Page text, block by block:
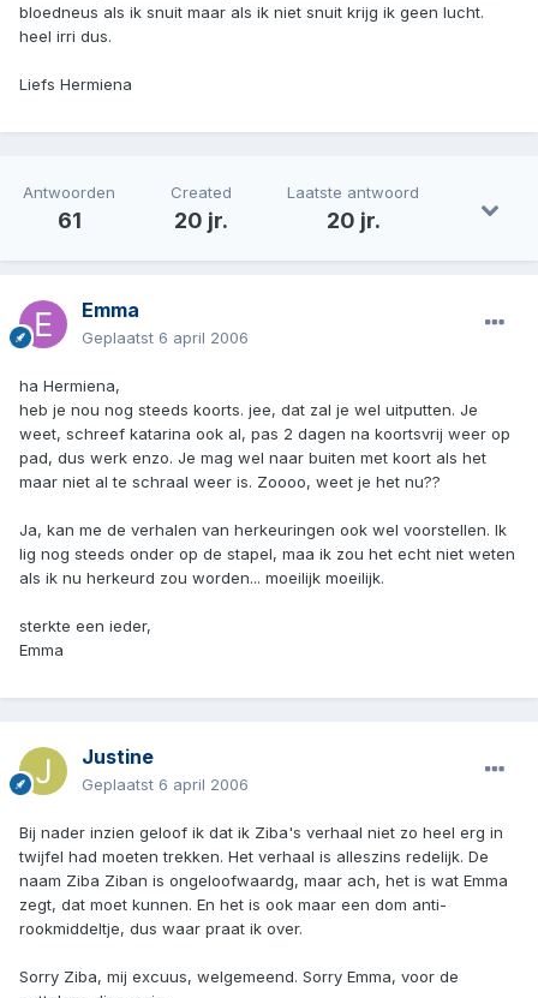
bloedneus als ik snuit maar als ik niet snuit krijg ik geen lucht.
heel irri dus.
Liefs Hermiena
Antwoorden
61
Created
20 jr.
Laatste antwoord
20 jr.
Emma
Geplaatst 6 april 2006
ha Hermiena,
heb je nou nog steeds koorts. jee, dat zal je wel uitputten. Je
weet, schreef katarina ook al, pas 2 dagen na koortsvrij weer op
pad, dus werk enzo. Je mag wel naar buiten met koort als het
maar niet al te schraal weer is. Zoooo, weet je het nu??
Ja, kan me de verhalen van herkeuringen ook wel voorstellen. Ik
lig nog steeds onder op de stapel, maa ik zou het echt niet weten
als ik nu herkeurd zou worden... moeilijk moeilijk.
sterkte een ieder,
Emma
Justine
Geplaatst 6 april 2006
Bij nader inzien geloof ik dat ik Ziba's verhaal niet zo heel erg in
twijfel had moeten trekken. Het verhaal is alleszins redelijk. De
naam Ziba Ziban is ongeloofwaardg, maar ach, het is wat Emma
zegt, dat moet kunnen. En het is ook maar een dom anti-
rookmiddeltje, dus waar praat ik over.
Sorry Ziba, mij excuus, welgemeend. Sorry Emma, voor de